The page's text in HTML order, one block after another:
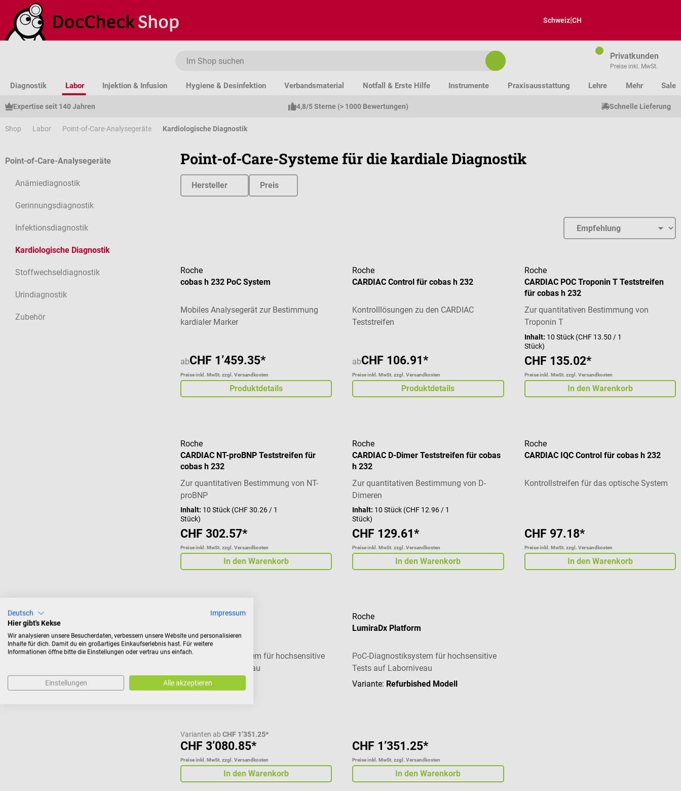
Hauptinhalt springen
Zur Suche springen
Zur Hauptnavigation springen
Schweiz|CH
Privatkunden
Preise inkl. MwSt.
Diagnostik Labor Injektion & Infusion Hygiene & Desinfektion Verbandsmaterial Notfall & Erste Hilfe Instrumente Praxisausstattung Lehre Mehr Sale
Expertise seit 140 Jahren 4,8/5 Sterne (> 1000 Bewertungen) Schnelle Lieferung
Shop Labor Point-of-Care-Analysegeräte Kardiologische Diagnostik
Point-of-Care-Analysegeräte
Anämiediagnostik
Gerinnungsdiagnostik
Infektionsdiagnostik
Kardiologische Diagnostik
Stoffwechseldiagnostik
Urindiagnostik
Zubehör
Point-of-Care-Systeme für die kardiale Diagnostik
Hersteller Preis
Roche
cobas h 232 PoC System
Mobiles Analysegerät zur Bestimmung
kardialer Marker
abCHF 1’459.35*
Preise inkl. MwSt. zzgl. Versandkosten
Produktdetails
Roche
CARDIAC Control für cobas h 232
Kontrolllösungen zu den CARDIAC
Teststreifen
abCHF 106.91*
Preise inkl. MwSt. zzgl. Versandkosten
Produktdetails
Roche
CARDIAC POC Troponin T Teststreifen
für cobas h 232
Zur quantitativen Bestimmung von
Troponin T
Inhalt: 10 Stück (CHF 13.50 / 1
Stück)
CHF 135.02*
Preise inkl. MwSt. zzgl. Versandkosten
In den Warenkorb
Roche
CARDIAC NT-proBNP Teststreifen für
cobas h 232
Zur quantitativen Bestimmung von NT-
proBNP
Inhalt: 10 Stück (CHF 30.26 / 1
Stück)
CHF 302.57*
Preise inkl. MwSt. zzgl. Versandkosten
In den Warenkorb
Roche
CARDIAC D-Dimer Teststreifen für cobas
h 232
Zur quantitativen Bestimmung von D-
Dimeren
Inhalt: 10 Stück (CHF 12.96 / 1
Stück)
CHF 129.61*
Preise inkl. MwSt. zzgl. Versandkosten
In den Warenkorb
Roche
CARDIAC IQC Control für cobas h 232
Kontrollstreifen für das optische System
CHF 97.18*
Preise inkl. MwSt. zzgl. Versandkosten
In den Warenkorb
PoC-Diagnostiksystem für hochsensitive
Tests auf Laborniveau
Variante:
Varianten ab CHF 1’351.25*
CHF 3’080.85*
Preise inkl. MwSt. zzgl. Versandkosten
In den Warenkorb
Roche
LumiraDx Platform
PoC-Diagnostiksystem für hochsensitive
Tests auf Laborniveau
Variante: Refurbished Modell
CHF 1’351.25*
Preise inkl. MwSt. zzgl. Versandkosten
In den Warenkorb
Deutsch
Impressum
Hier gibt's Kekse
Wir analysieren unsere Besucherdaten, verbessern unsere Website und personalisieren
Inhalte für dich. Damit du ein großartiges Einkaufserlebnis hast. Für weitere
Informationen öffne bitte die Einstellungen oder vertrau uns einfach.
Einstellungen Alle akzeptieren